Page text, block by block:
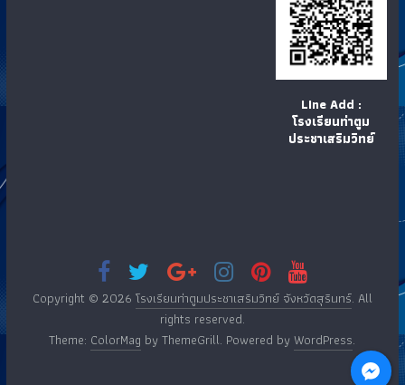
LIne Add :
โรงเรียนท่าตูม
ประชาเสริมวิทย์
Copyright © 2026 โรงเรียนท่าตูมประชาเสริมวิทย์ จังหวัดสุรินทร์. All
rights reserved.
Theme: ColorMag by ThemeGrill. Powered byWordPress.